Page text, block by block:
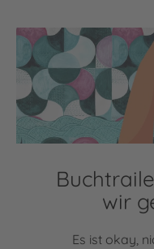
Video abspielen
wir
Es ist okay,